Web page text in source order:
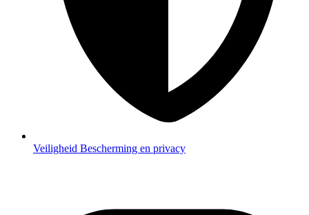
Veiligheid Bescherming en privacy